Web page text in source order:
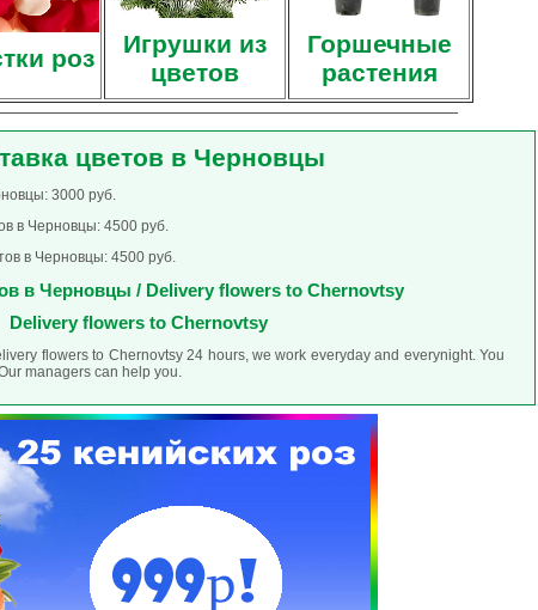
роз
Игрушки из
цветов
Горшечные
растения
цветов в Черновцы
3000 руб.
в Черновцы: 4500 руб.
в Черновцы: 4500 руб.
в Черновцы / Delivery flowers to Chernovtsy
Delivery flowers to Chernovtsy
flowers to Chernovtsy 24 hours, we work everyday and everynight. You
managers can help you.